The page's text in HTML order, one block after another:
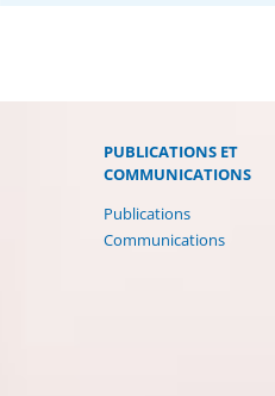
PUBLICATIONS ET
COMMUNICATIONS
Publications
Communications